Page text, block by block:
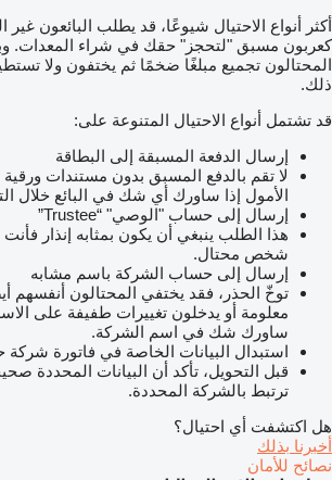
أكثر أنواع الاحتيال شيوعًا، قد يطلب البائعون غير
كعربون مسبق "لتحجز" حقك في شراء المعدات.
المحتالون تجميع مبلغًا ضخمًا ثم يختفون ولا
ذلك.
قد تشتمل أنواع الاحتيال المتنوعة على:
إرسال الدفعة المسبقة إلى البطاقة
لا تقم بالدفع المسبق بدون مستندات
الأمول إذا ساورك أي شك في البائع خلال
إرسال إلى حساب "الوصي" “Trustee”
هذا الطلب ينبغي أن يكون بمثابه إنذار
شخص محتال.
إرسال إلى حساب الشركة باسم مشابه
توخّ الحذر، فقد يختفي المحتالون
معلومة أو يدخلون تغييرات طفيفة على
ساورك شك في اسم الشركة.
استبدال البيانات الخاصة في فاتورة شركة
قبل التحويل، تأكد أن البيانات المحددة
ترتبط بالشركة المحددة.
هل اكتشفت أي احتيال؟
أخبرنا بذلك
نصائح للأمان